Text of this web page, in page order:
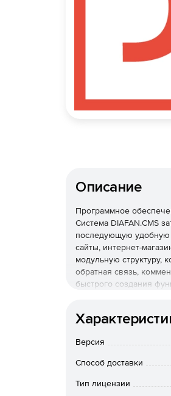
Описание
Программное
Система DIAFAN.CMS
последующую удобную
сайты, интернет-
модульную структуру,
обратная связь,
быстрого создания
Можно оставить,
Редактирование
Если добавление
только из панели
просто авторизованным.
Версия
Способ доставки
Тип лицензии